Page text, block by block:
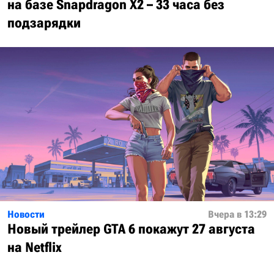
на базе Snapdragon X2 – 33 часа без
подзарядки
Новости Вчера в 13:29
Новый трейлер GTA 6 покажут 27 августа
на Netflix